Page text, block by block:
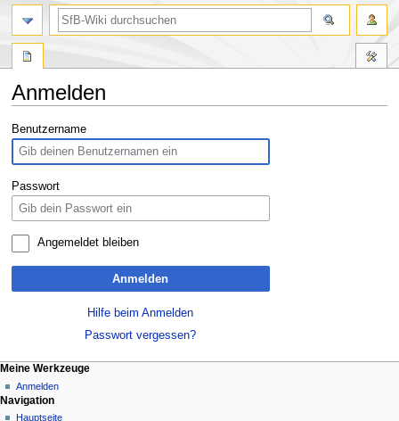
Anmelden
Zur
Navigation
springen
Zur
Suche
springen
Benutzername
Passwort
Angemeldet bleiben
Anmelden
Hilfe beim Anmelden
Passwort vergessen?
Meine Werkzeuge
Anmelden
Navigation
Hauptseite